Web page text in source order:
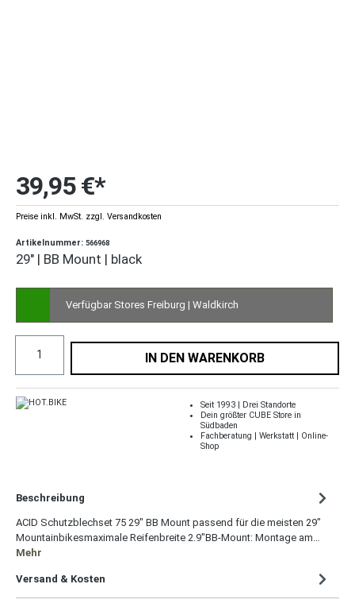
39,95 €*
Preise inkl. MwSt. zzgl. Versandkosten
Artikelnummer: 566968
29" | BB Mount | black
Verfügbar Stores Freiburg | Waldkirch
IN DEN WARENKORB
Seit 1993 | Drei Standorte
Dein größter CUBE Store in
Südbaden
Fachberatung | Werkstatt | Online-
Shop
Beschreibung
ACID Schutzblechset 75 29" BB Mount passend für die meisten 29"
Mountainbikesmaximale Reifenbreite 2.9"BB-Mount: Montage am…
Mehr
Versand & Kosten